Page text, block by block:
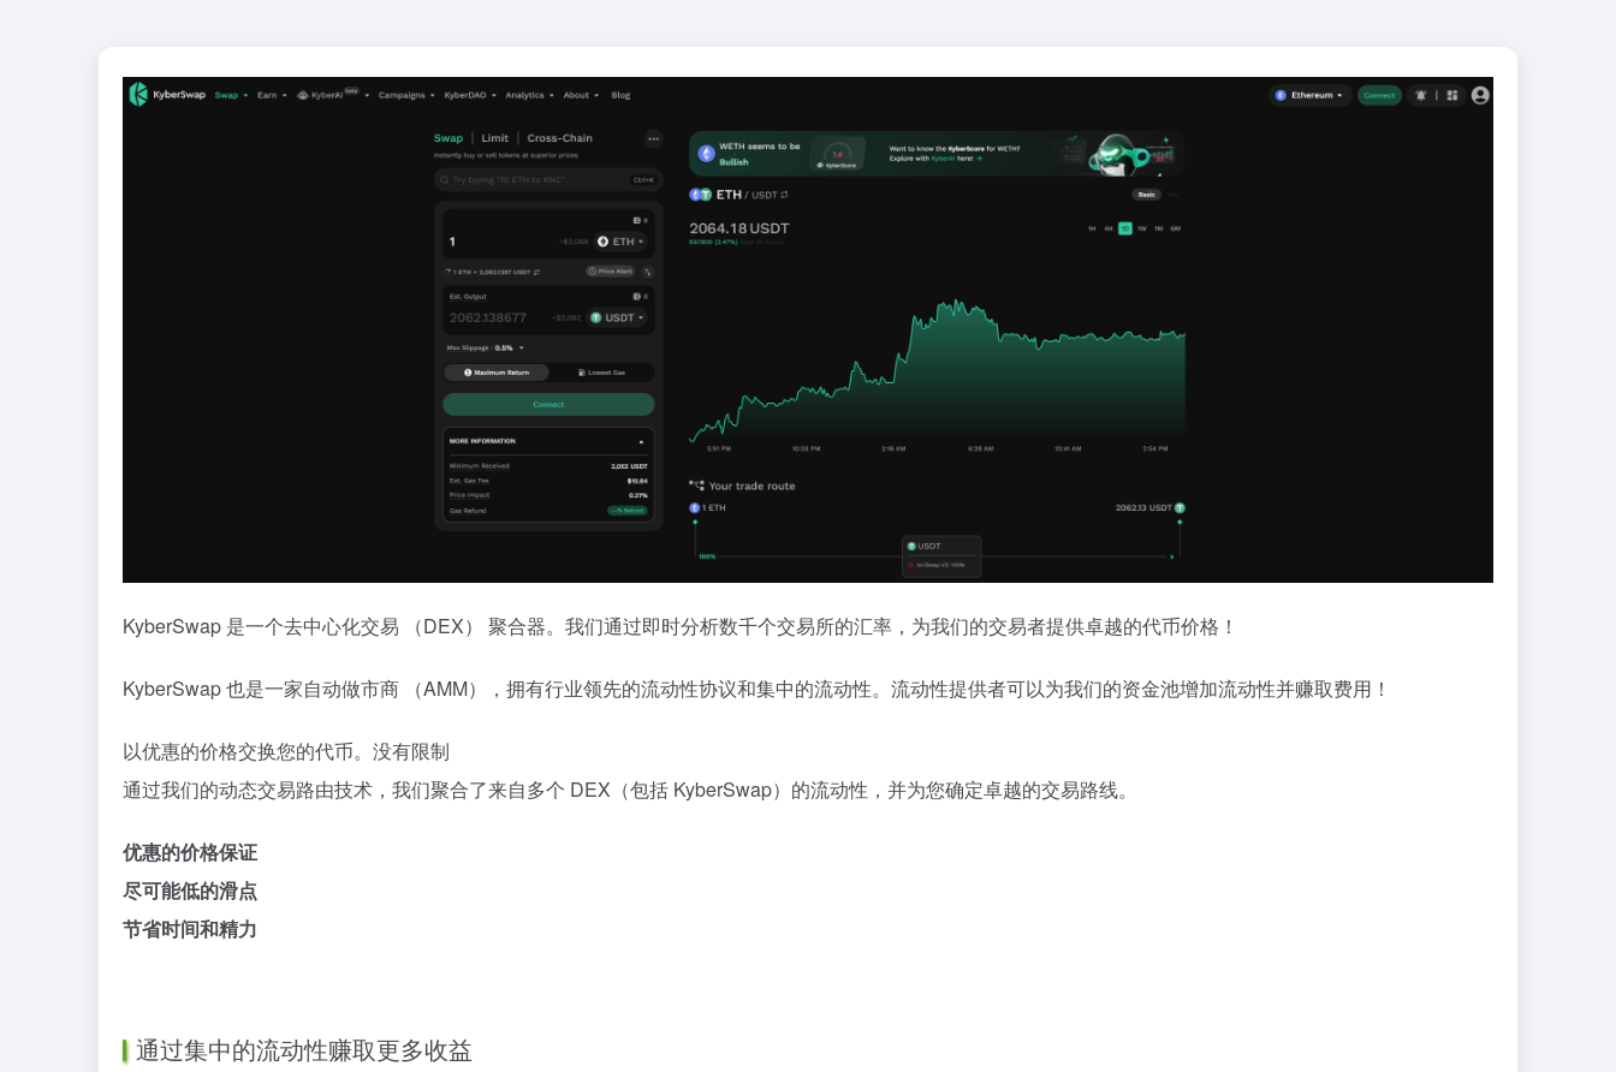
KyberSwap 是一个去中心化交易 （DEX） 聚合器。我们通过即时分析数千个交易所的汇率，为我们的交易者提供卓越的代币价格！
KyberSwap 也是一家自动做市商 （AMM），拥有行业领先的流动性协议和集中的流动性。流动性提供者可以为我们的资金池增加流动性并赚取费用！
以优惠的价格交换您的代币。没有限制
通过我们的动态交易路由技术，我们聚合了来自多个 DEX（包括 KyberSwap）的流动性，并为您确定卓越的交易路线。
优惠的价格保证
尽可能低的滑点
节省时间和精力
通过集中的流动性赚取更多收益